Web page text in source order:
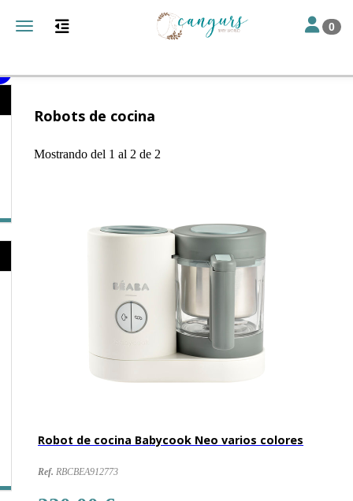
Toggle navigation Toggle
0
Robots de cocina
Mostrando del 1 al 2 de 2
Robot de cocina Babycook Neo varios colores
Ref. RBCBEA912773